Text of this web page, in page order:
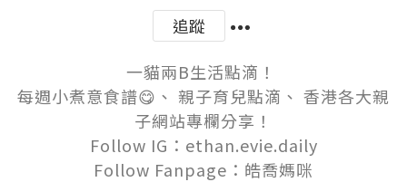
追蹤
一貓兩B生活點滴！
每週小煮意食譜😋、 親子育兒點滴、 香港各大親
子網站專欄分享！
Follow IG：ethan.evie.daily
Follow Fanpage：皓喬媽咪